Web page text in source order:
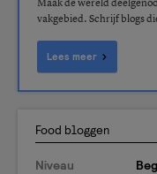
Maak de wereld
vakgebied. Schrijf blogs
Lees meer
Food bloggen
Niveau